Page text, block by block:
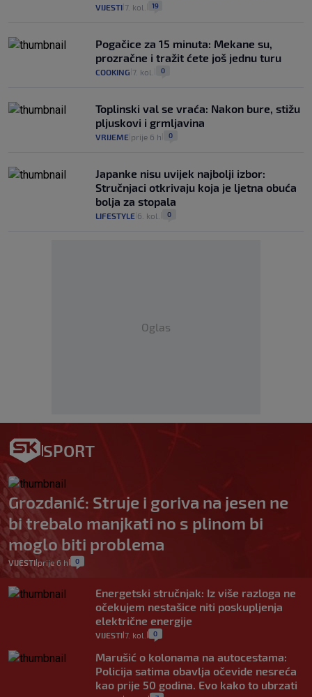
VIJESTI 7. kol. 19
Pogačice za 15 minuta: Mekane su,
prozračne i tražit ćete još jednu turu
COOKING 7. kol. 0
Toplinski val se vraća: Nakon bure, stižu
pljuskovi i grmljavina
VRIJEME prije 6 h 0
Japanke nisu uvijek najbolji izbor:
Stručnjaci otkrivaju koja je ljetna obuća
bolja za stopala
LIFESTYLE 6. kol. 0
Oglas
SPORT
Grozdanić: Struje i goriva na jesen ne
bi trebalo manjkati no s plinom bi
moglo biti problema
VIJESTI| prije 6 h 0
Energetski stručnjak: Iz više razloga ne
očekujem nestašice niti poskupljenja
električne energije
VIJESTI 7. kol. 0
Marušić o kolonama na autocestama:
Policija satima obavlja očevide nesreća
kao prije 50 godina. Evo kako to ubrzati